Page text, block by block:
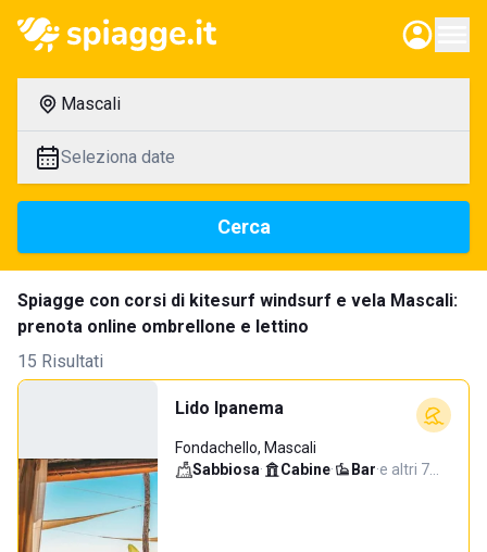
Mascali
Seleziona date
Cerca
Spiagge con corsi di kitesurf windsurf e vela Mascali:
prenota online ombrellone e lettino
15 Risultati
Lido Ipanema
Fondachello, Mascali
Sabbiosa· Cabine· Bar·e altri 7…